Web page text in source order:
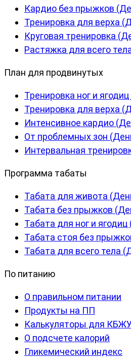
Кардио без прыжков
Тренировка для верха
Круговая тренировка
Растяжка для всего
План для продвинутых
Тренировка ног и
Тренировка для верха
Интенсивное кардио
От проблемных зон
Интервальная
Программа табаты
Табата для живота
Табата без прыжков
Табата для ног и ягодиц
Табата стоя без
Табата для всего тела
По питанию
О правильном питании
Продукты на ПП
Калькуляторы для
О подсчете калорий
Гликемический индекс